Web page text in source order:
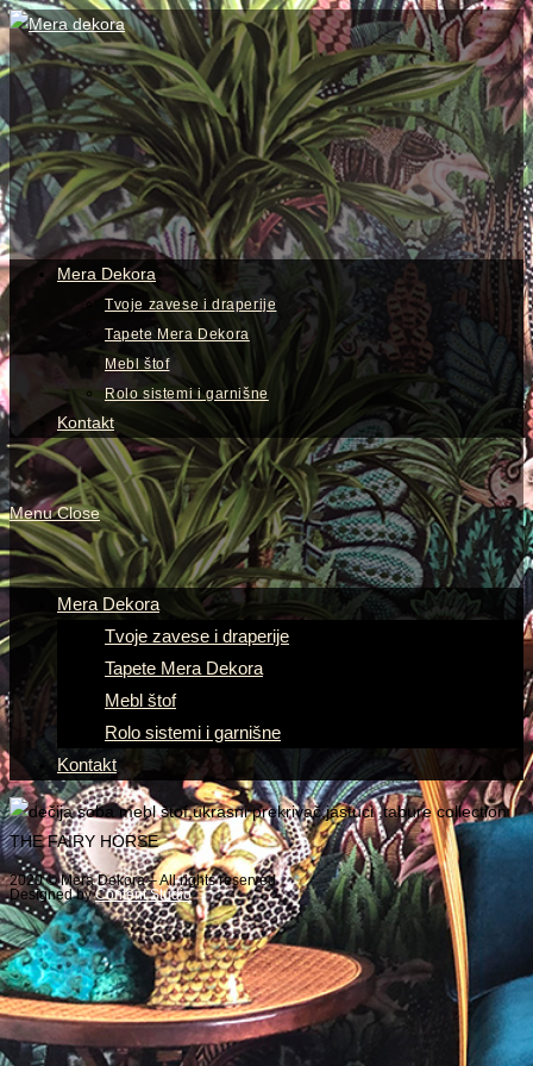
Skip
to
content
View
website
Menu
Mera Dekora
Tvoje zavese i draperije
Tapete Mera Dekora
Mebl štof
Rolo sistemi i garnišne
Kontakt
Menu Close
Mera Dekora
Tvoje zavese i draperije
Tapete Mera Dekora
Mebl štof
Rolo sistemi i garnišne
Kontakt
2020 © Mera Dekora – All rights reserved
Designed byContent Studio